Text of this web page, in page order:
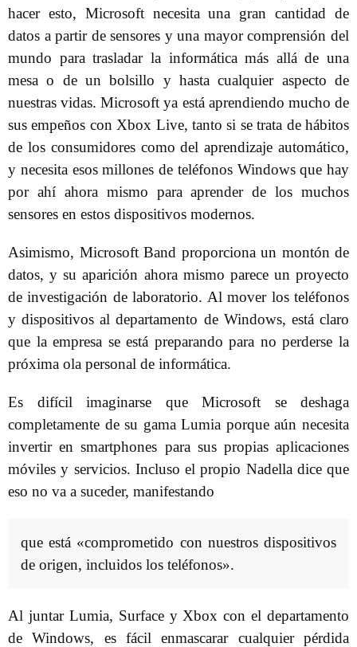
hacer esto, Microsoft necesita una gran cantidad de
datos a partir de sensores y una mayor comprensión del
mundo para trasladar la informática más allá de una
mesa o de un bolsillo y hasta cualquier aspecto de
nuestras vidas. Microsoft ya está aprendiendo mucho de
sus empeños con Xbox Live, tanto si se trata de hábitos
de los consumidores como del aprendizaje automático,
y necesita esos millones de teléfonos Windows que hay
por ahí ahora mismo para aprender de los muchos
sensores en estos dispositivos modernos.
Asimismo, Microsoft Band proporciona un montón de
datos, y su aparición ahora mismo parece un proyecto
de investigación de laboratorio. Al mover los teléfonos
y dispositivos al departamento de Windows, está claro
que la empresa se está preparando para no perderse la
próxima ola personal de informática.
Es difícil imaginarse que Microsoft se deshaga
completamente de su gama Lumia porque aún necesita
invertir en smartphones para sus propias aplicaciones
móviles y servicios. Incluso el propio Nadella dice que
eso no va a suceder, manifestando
que está «comprometido con nuestros dispositivos
de origen, incluidos los teléfonos».
Al juntar Lumia, Surface y Xbox con el departamento
de Windows, es fácil enmascarar cualquier pérdida